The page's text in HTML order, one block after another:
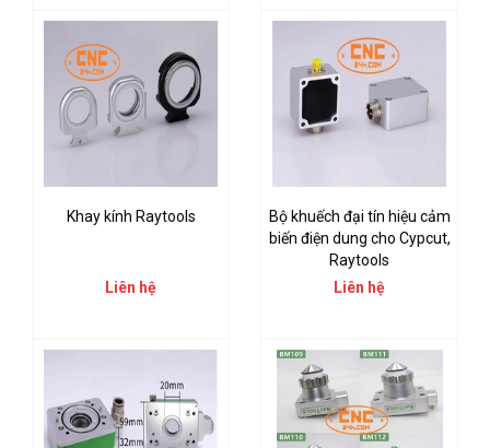
Khay kính Raytools
Liên hệ
Bộ khuếch đại tín hiệu cảm
biến điện dung cho Cypcut,
Raytools
Liên hệ